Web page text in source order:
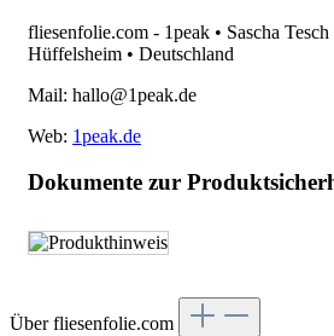
fliesenfolie.com - 1peak • Sascha
Hüffelsheim • Deutschland
Mail: hallo@1peak.de
Web: 1peak.de
Dokumente zur
Über fliesenfolie.com